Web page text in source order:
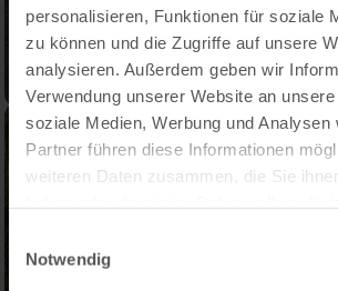
personalisieren, Funktionen für soziale
zu können und die Zugriffe auf unsere
analysieren. Außerdem geben wir
Verwendung unserer Website an
soziale Medien, Werbung und Analysen
Partner führen diese Informationen
weiteren Daten zusammen, die Sie
Notwendig